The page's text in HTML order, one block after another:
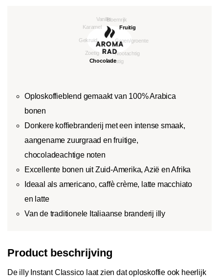
Oploskoffieblend gemaakt van 100% Arabica
bonen
Donkere koffiebranderij met een intense smaak,
aangename zuurgraad en fruitige,
chocoladeachtige noten
Excellente bonen uit Zuid-Amerika, Azië en Afrika
Ideaal als americano, caffè crème, latte macchiato
en latte
Van de traditionele Italiaanse branderij illy
Product beschrijving
De illy Instant Classico laat zien dat oploskoffie ook heerlijk